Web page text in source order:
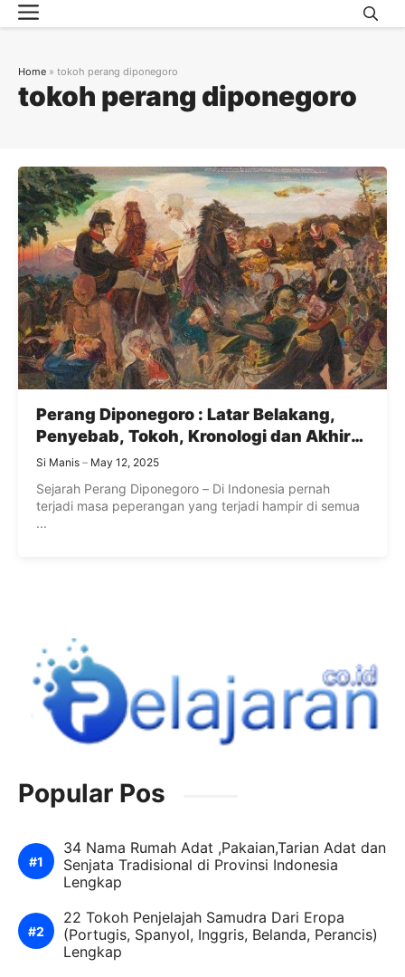
Skip
to
Menu
tokoh perang diponegoro
Home » tokoh perang diponegoro
Perang Diponegoro : Latar Belakang,
Penyebab, Tokoh, Kronologi dan Akhir
Perang Diponegoro
Si Manis May 12, 2025
Sejarah Perang Diponegoro – Di Indonesia pernah
terjadi masa peperangan yang terjadi hampir di semua
...
Popular Pos
34 Nama Rumah Adat ,Pakaian,Tarian Adat dan
Senjata Tradisional di Provinsi Indonesia
Lengkap
22 Tokoh Penjelajah Samudra Dari Eropa
(Portugis, Spanyol, Inggris, Belanda, Perancis)
Lengkap